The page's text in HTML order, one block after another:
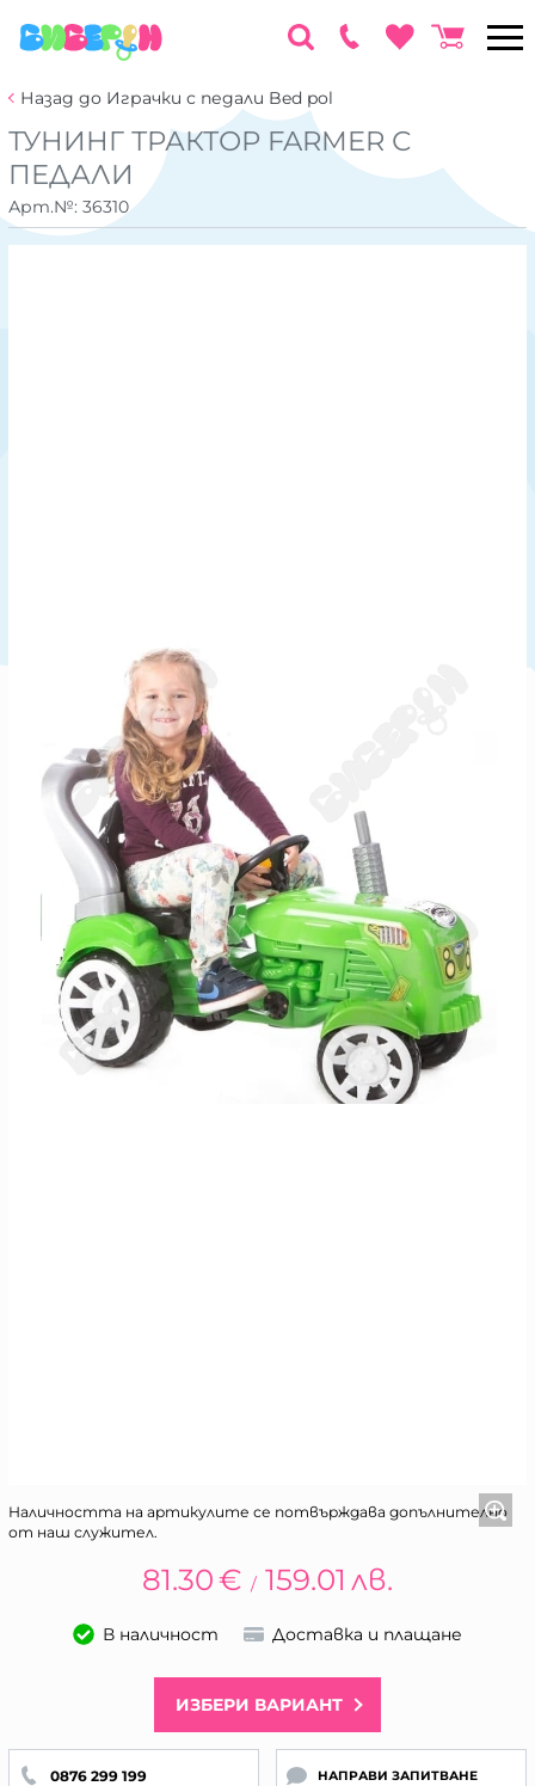
Назад до Играчки с педали Bed pol
ТУНИНГ ТРАКТОР FARMER С
ПЕДАЛИ
Арт.№: 36310
Наличността на артикулите се потвърждава допълнително
от наш служител.
81.30€ / 159.01 лв.
В наличност Доставка и плащане
ИЗБЕРИ ВАРИАНТ
0876 299 199 НАПРАВИ ЗАПИТВАНЕ